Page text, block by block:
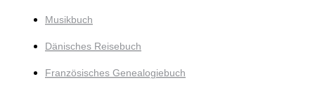
Musikbuch
Dänisches Reisebuch
Französisches Genealogiebuch